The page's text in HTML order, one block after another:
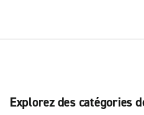
Explorez des catégories